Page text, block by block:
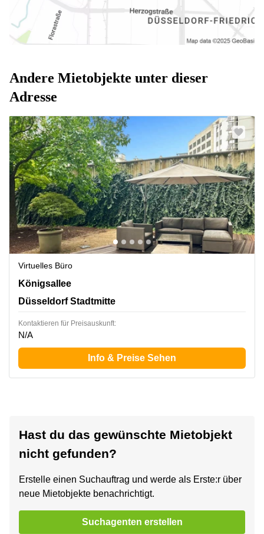
Andere Mietobjekte unter dieser
Adresse
Virtuelles Büro
Königsallee 61, Düsseldorf Stadtmitte
Königsallee
Düsseldorf Stadtmitte
Kontaktieren für Preisauskunft:
N/A
Info & Preise Sehen
Hast du das gewünschte Mietobjekt
nicht gefunden?
Erstelle einen Suchauftrag und werde als Erste:r über
neue Mietobjekte benachrichtigt.
Suchagenten erstellen